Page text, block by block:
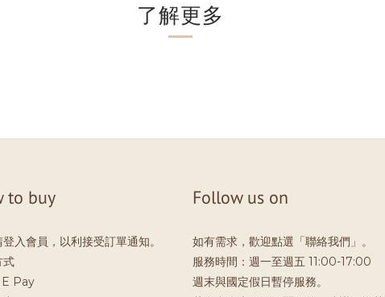
了解更多
to buy
入會員，以利接受訂單通知。
式
Pay
Follow us on
如有需求，歡迎點選「聯絡我們」。
服務時間：週一至週五 11:00-17:00
週末與國定假日暫停服務。